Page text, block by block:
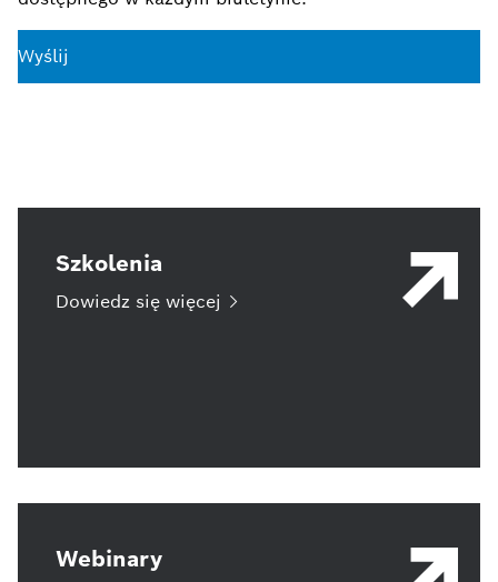
Wyślij
Szkolenia
Dowiedz się więcej
Webinary